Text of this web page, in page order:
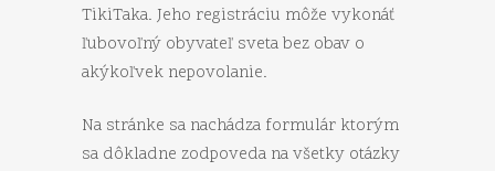
TikiTaka. Jeho registráciu môže vykonáť
ľubovoľný obyvateľ sveta bez obav o
akýkoľvek nepovolanie.
Na stránke sa nachádza formulár ktorým
sa dôkladne zodpoveda na všetky otázky